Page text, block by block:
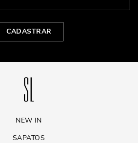
CADASTRAR
NEW IN
SAPATOS